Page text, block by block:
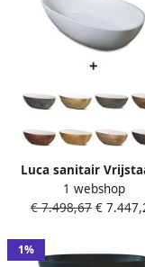
Luca sanitair
Ligbad Bagno
180x80x60 cm
(Kleurafwerking
1 webshop
€ 7.498,67 €
1%